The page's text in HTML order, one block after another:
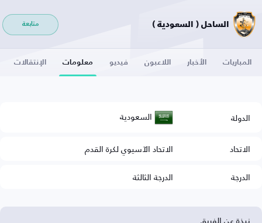
الساحل ( السعودية ) متابعة
المباريات الأخبار اللاعبون فيديو معلومات الإنتقالات
الدولة السعودية
الاتحاد
الاتحاد الآسيوي لكرة القدم
الدرجة
الدرجة الثالثة